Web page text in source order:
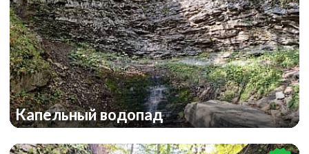
Капельный водопад